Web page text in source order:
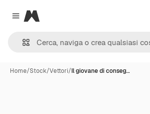
Close menu
Magnific
Home/Stock/Vettori/Il giovane di conseg…